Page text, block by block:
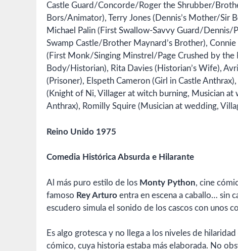
Castle Guard/Concorde/Roger the Shrubber/
Bors/Animator), Terry Jones (Dennis’s Mother/
Michael Palin (First Swallow-Savvy Guard/
Swamp Castle/Brother Maynard’s Brother),
(First Monk/Singing Minstrel/Page Crushed by the
Body/Historian), Rita Davies (Historian’s Wife),
(Prisoner), Elspeth Cameron (Girl in Castle
(Knight of Ni, Villager at witch burning, Musician at
Anthrax), Romilly Squire (Musician at wedding,
Reino Unido 1975
Comedia Histórica Absurda e Hilarante
Al más puro estilo de los Monty Python, cine
famoso Rey Arturo entra en escena a caballo… sin
escudero simula el sonido de los cascos con unos
Es algo grotesca y no llega a los niveles de
cómico, cuya historia estaba más elaborada. No